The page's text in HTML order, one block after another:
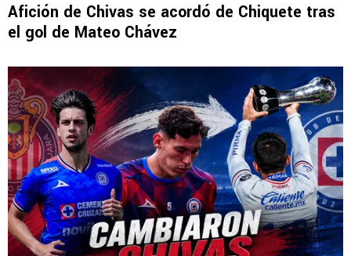
Afición de Chivas se acordó de Chiquete tras
el gol de Mateo Chávez